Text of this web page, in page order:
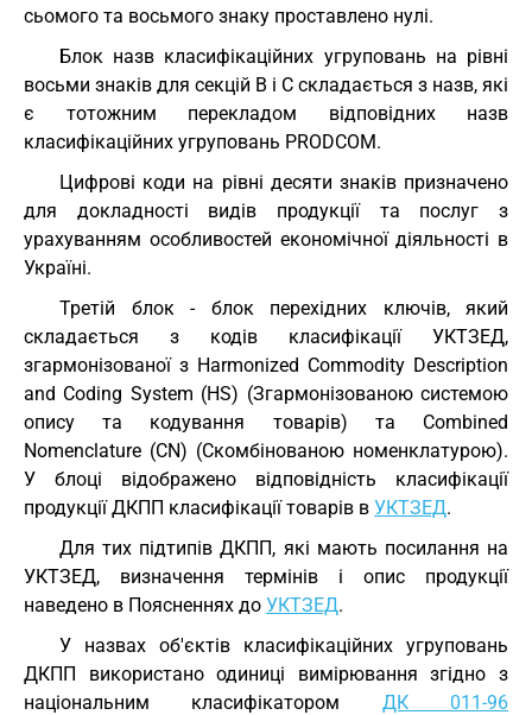
сьомого та восьмого знаку проставлено нулі.
Блок назв класифікаційних угруповань на рівні
восьми знаків для секцій B і C складається з назв, які
є тотожним перекладом відповідних назв
класифікаційних угруповань PRODCOM.
Цифрові коди на рівні десяти знаків призначено
для докладності видів продукції та послуг з
урахуванням особливостей економічної діяльності в
Україні.
Третій блок - блок перехідних ключів, який
складається з кодів класифікації УКТЗЕД,
згармонізованої з Harmonized Commodity Description
and Coding System (HS) (Згармонізованою системою
опису та кодування товарів) та Combined
Nomenclature (CN) (Скомбінованою номенклатурою).
У блоці відображено відповідність класифікації
продукції ДКПП класифікації товарів в УКТЗЕД.
Для тих підтипів ДКПП, які мають посилання на
УКТЗЕД, визначення термінів і опис продукції
наведено в Поясненнях до УКТЗЕД.
У назвах об'єктів класифікаційних угруповань
ДКПП використано одиниці вимірювання згідно з
національним класифікатором ДК 011-96